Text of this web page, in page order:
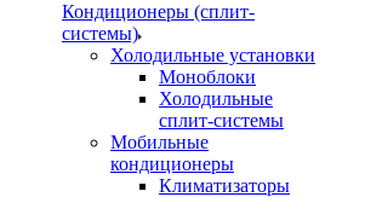
Кондиционеры (сплит-
системы)
Холодильные установки
Моноблоки
Холодильные
сплит-системы
Мобильные
кондиционеры
Климатизаторы